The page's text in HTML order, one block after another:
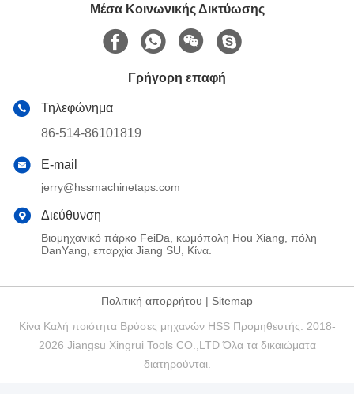
Μέσα Κοινωνικής Δικτύωσης
Γρήγορη επαφή
Τηλεφώνημα
86-514-86101819
E-mail
jerry@hssmachinetaps.com
Διεύθυνση
Βιομηχανικό πάρκο FeiDa, κωμόπολη Hou Xiang, πόλη
DanYang, επαρχία Jiang SU, Κίνα.
Πολιτική απορρήτου | Sitemap
Κίνα Καλή ποιότητα Βρύσες μηχανών HSS Προμηθευτής. 2018-
2026 Jiangsu Xingrui Tools CO.,LTD Όλα τα δικαιώματα
διατηρούνται.